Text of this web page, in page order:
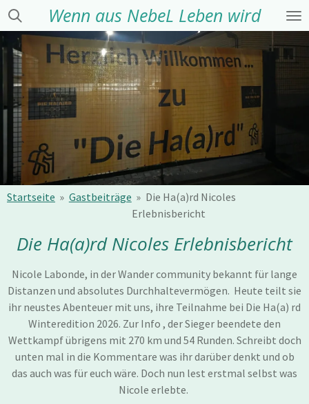
Zum
Hauptinhalt
springen
Wenn aus NebeL Leben wird
Startseite » Gastbeiträge » Die Ha(a)rd Nicoles
Erlebnisbericht
Die Ha(a)rd Nicoles Erlebnisbericht
Nicole Labonde, in der Wander community bekannt für lange
Distanzen und absolutes Durchhaltevermögen. Heute teilt sie
ihr neustes Abenteuer mit uns, ihre Teilnahme bei Die Ha(a) rd
Winteredition 2026. Zur Info , der Sieger beendete den
Wettkampf übrigens mit 270 km und 54 Runden. Schreibt doch
unten mal in die Kommentare was ihr darüber denkt und ob
das auch was für euch wäre. Doch nun lest erstmal selbst was
Nicole erlebte.